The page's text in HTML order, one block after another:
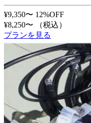
¥9,350〜 12%OFF
¥8,250〜
（税込）
プランを見る